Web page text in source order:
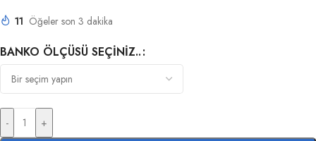
11 Öğeler son 3 dakika
BANKO ÖLÇÜSÜ SEÇINIZ..
-
+